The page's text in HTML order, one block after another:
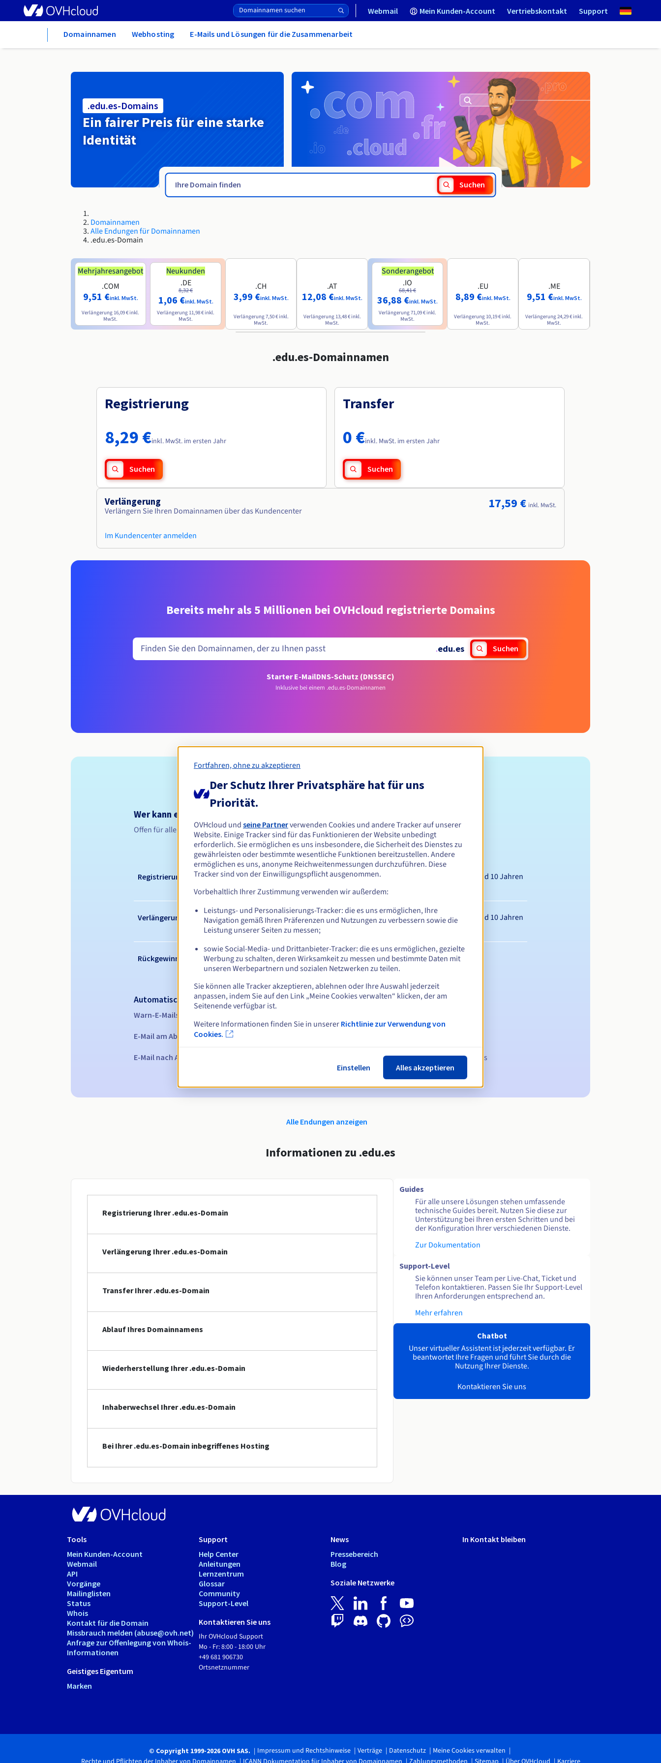
Webmail Mein Kunden-Account Vertriebskontakt Support
Domainnamen Webhosting E-Mails und Lösungen für die Zusammenarbeit
.edu.es-Domains
Ein fairer Preis für eine starke
Identität
Suchen
Domainnamen
Alle Endungen für Domainnamen
.edu.es-Domain
Mehrjahresangebot
.COM
9,51 €inkl. MwSt.
Verlängerung 16,09 € inkl.
MwSt.
Neukunden
.DE
8,32 €
1,06 €inkl. MwSt.
Verlängerung 11,98 € inkl.
MwSt.
.CH
3,99 €inkl. MwSt.
Verlängerung 7,50 € inkl.
MwSt.
.AT
12,08 €inkl. MwSt.
Verlängerung 13,48 € inkl.
MwSt.
Sonderangebot
.IO
68,41 €
36,88 €inkl. MwSt.
Verlängerung 71,09 € inkl.
MwSt.
.EU
8,89 €inkl. MwSt.
Verlängerung 10,19 € inkl.
MwSt.
.ME
9,51 €inkl. MwSt.
Verlängerung 24,29 € inkl.
MwSt.
.edu.es-Domainnamen
Registrierung
8,29 €inkl. MwSt. im ersten Jahr
Suchen
Transfer
0 €inkl. MwSt. im ersten Jahr
Suchen
Verlängerung
Verlängern Sie Ihren Domainnamen über das Kundencenter
Im Kundencenter anmelden
17,59 € inkl. MwSt.
Bereits mehr als 5 Millionen bei OVHcloud registrierte Domains
.edu.es Suchen
Starter E-MailDNS-Schutz (DNSSEC)
Inklusive bei einem .edu.es-Domainnamen
Zulassungsbedingungen
Wer kann eine .edu.es-Domain registrieren?
Offen für alle natürlichen oder juristischen Personen ohne geografische Einschränkung.
Verwaltungsregeln und Benachrichtigungen
Registrierungszeitraum Zwischen 1 und 10 Jahren
Verlängerungszeitraum Zwischen 1 und 10 Jahren
Rückgewinnungsfrist
Automatische Benachrichtigungen:
Warn-E-Mails:
E-Mail am Ablaufdatumzur Benachrichtigung über die Sperrung des Domainnamens
E-Mail nach Ablauf der Rückgewinnungsfrist zur Benachrichtigung über die Löschung des Domainnamens
Alle Endungen anzeigen
Informationen zu .edu.es
Registrierung Ihrer .edu.es-Domain
Verlängerung Ihrer .edu.es-Domain
Transfer Ihrer .edu.es-Domain
Ablauf Ihres Domainnamens
Wiederherstellung Ihrer .edu.es-Domain
Inhaberwechsel Ihrer .edu.es-Domain
Bei Ihrer .edu.es-Domain inbegriffenes Hosting
Guides
Für alle unsere Lösungen stehen umfassende
technische Guides bereit. Nutzen Sie diese zur
Unterstützung bei Ihren ersten Schritten und bei
der Konfiguration Ihrer verschiedenen Dienste.
Zur Dokumentation
Support-Level
Sie können unser Team per Live-Chat, Ticket und
Telefon kontaktieren. Passen Sie Ihr Support-Level
Ihren Anforderungen entsprechend an.
Mehr erfahren
Chatbot
Unser virtueller Assistent ist jederzeit verfügbar. Er
beantwortet Ihre Fragen und führt Sie durch die
Nutzung Ihrer Dienste.
Kontaktieren Sie uns
Tools
Mein Kunden-Account
Webmail
API
Vorgänge
Mailinglisten
Status
Whois
Kontakt für die Domain
Missbrauch melden (abuse@ovh.net)
Anfrage zur Offenlegung von Whois-
Informationen
Geistiges Eigentum
Marken
Support
Help Center
Anleitungen
Lernzentrum
Glossar
Community
Support-Level
Kontaktieren Sie uns
Ihr OVHcloud Support
Mo - Fr: 8:00 - 18:00 Uhr
+49 681 906730
Ortsnetznummer
News
Pressebereich
Blog
Soziale Netzwerke
In Kontakt bleiben
© Copyright 1999-2026 OVH SAS. Impressum und Rechtshinweise Verträge Datenschutz
Meine Cookies verwalten
Fortfahren, ohne zu akzeptieren
Der Schutz Ihrer Privatsphäre hat für uns
Priorität.
OVHcloud und seine Partnerverwenden Cookies und andere Tracker auf unserer
Website. Einige Tracker sind für das Funktionieren der Website unbedingt
erforderlich. Sie ermöglichen es uns insbesondere, die Sicherheit des Dienstes zu
gewährleisten oder bestimmte wesentliche Funktionen bereitzustellen. Andere
ermöglichen es uns, anonyme Reichweitenmessungen durchzuführen. Diese
Tracker sind von der Einwilligungspflicht ausgenommen.
Vorbehaltlich Ihrer Zustimmung verwenden wir außerdem:
Leistungs- und Personalisierungs-Tracker: die es uns ermöglichen, Ihre
Navigation gemäß Ihren Präferenzen und Nutzungen zu verbessern sowie die
Leistung unserer Seiten zu messen;
sowie Social-Media- und Drittanbieter-Tracker: die es uns ermöglichen, gezielte
Werbung zu schalten, deren Wirksamkeit zu messen und bestimmte Daten mit
unseren Werbepartnern und sozialen Netzwerken zu teilen.
Sie können alle Tracker akzeptieren, ablehnen oder Ihre Auswahl jederzeit
anpassen, indem Sie auf den Link „Meine Cookies verwalten“ klicken, der am
Seitenende verfügbar ist.
Weitere Informationen finden Sie in unserer Richtlinie zur Verwendung von
Cookies.
Einstellen Alles akzeptieren